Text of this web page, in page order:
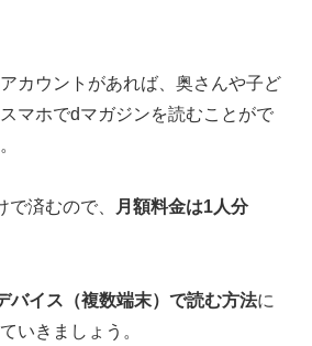
カウントがあれば、奥さんや子ど
マホでdマガジンを読むことがで
済むので、
月額料金は1人分
バイス（複数端末）で読む方法に
いきましょう。